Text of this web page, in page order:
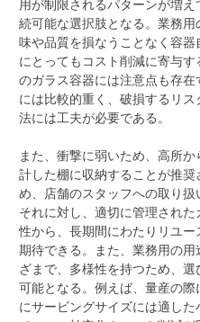
用が制限されるパターンが増
続可能な選択肢となる。業務
味や品質を損なうことなく容
にとってもコスト削減に寄与
のガラス容器には注意点も存
には比較的重く、破損するリ
法には工夫が必要である。
また、衝撃に弱いため、高所
計した棚に収納することが推
め、店舗のスタッフへの取り扱
それに対し、適切に管理され
性から、長期間にわたりリユ
期待できる。また、業務用の
ざまで、多様性を持つため、
可能となる。例えば、量産の
にサービングサイズには適し